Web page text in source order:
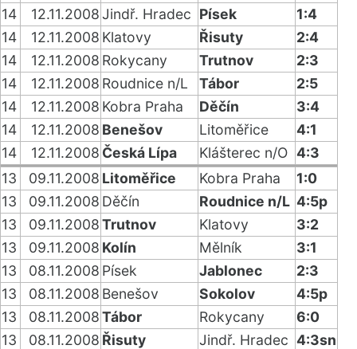
14
12.11.2008Jindř. Hradec Písek
1:4
14
12.11.2008 Klatovy Řisuty
2:4
14
12.11.2008 Rokycany Trutnov
2:3
14
12.11.2008 Roudnice n/L Tábor
2:5
14
12.11.2008 Kobra Praha Děčín
3:4
14
12.11.2008 Benešov Litoměřice
4:1
14
12.11.2008 Česká Lípa Klášterec n/O 4:3
13
09.11.2008 Litoměřice Kobra Praha
1:0
13
09.11.2008 Děčín Roudnice n/L 4:5p
13
09.11.2008Trutnov Klatovy
3:2
13
09.11.2008 Kolín Mělník
3:1
13
08.11.2008 Písek Jablonec
2:3
13
08.11.2008 Benešov Sokolov
4:5p
13
08.11.2008Tábor Rokycany
6:0
13
08.11.2008 Řisuty Jindř. Hradec 4:3sn